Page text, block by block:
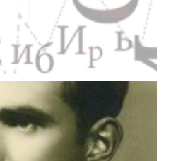
його залишитися працювати вже
і почав працювати на
Його звільнення було
польські робітники, які
все-таки повернутися до
займався приготуваннями до
повернувся до Варшави. Зиґмунд
біля польсько-чеського
на місцевому
провела у 2010 р. Аґнєшка